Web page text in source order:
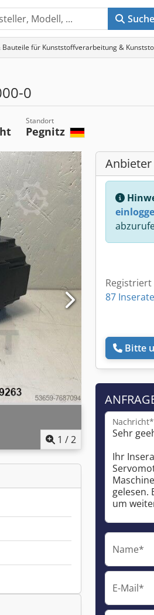
Bauteile für Kunststoffverarbeitung &
0
Standort
Pegnitz
1 /2
Anbieter
Registriert
87
Bitte
Nachricht*
Name*
E-Mail*